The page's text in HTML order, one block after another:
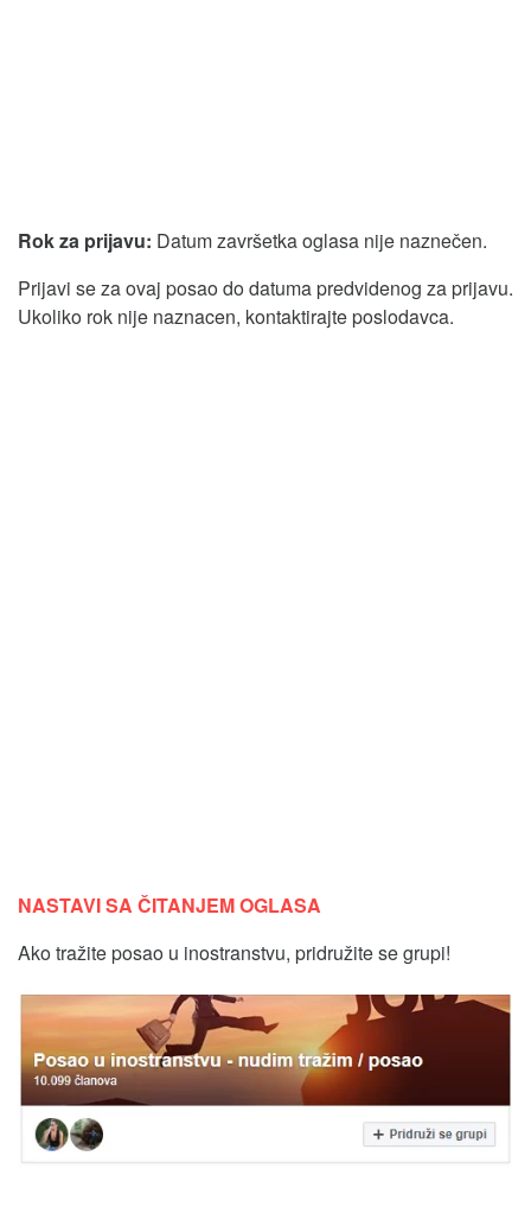
Rok za prijavu: Datum završetka oglasa nije naznečen.
Prijavi se za ovaj posao do datuma predvidenog za prijavu.
Ukoliko rok nije naznacen, kontaktirajte poslodavca.
NASTAVI SA ČITANJEM OGLASA
Ako tražite posao u inostranstvu, pridružite se grupi!